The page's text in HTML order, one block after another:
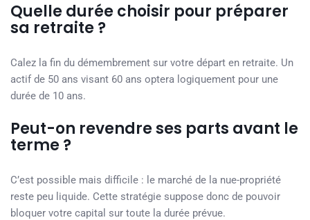
Quelle durée choisir pour préparer
sa retraite ?
Calez la fin du démembrement sur votre départ en retraite. Un
actif de 50 ans visant 60 ans optera logiquement pour une
durée de 10 ans.
Peut-on revendre ses parts avant le
terme ?
C’est possible mais difficile : le marché de la nue-propriété
reste peu liquide. Cette stratégie suppose donc de pouvoir
bloquer votre capital sur toute la durée prévue.